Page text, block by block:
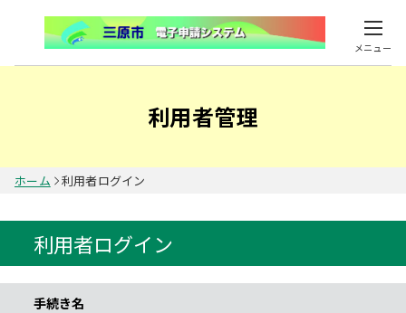
メニュー
利用者管理
ホーム 利用者ログイン
利用者ログイン
手続き名